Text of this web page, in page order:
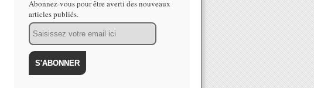
Abonnez-vous pour être averti des nouveaux
articles publiés.
Email